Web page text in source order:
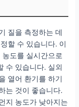
질을 측정하는 데
할 수 있습니다. 이
도를 실시간으로
수 있습니다. 실외
열어 환기를 하기
는 것이 좋습니다.
지 농도가 낮아지는